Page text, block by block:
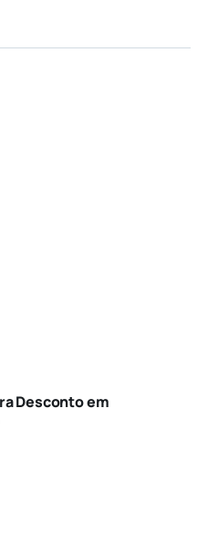
Desconto em